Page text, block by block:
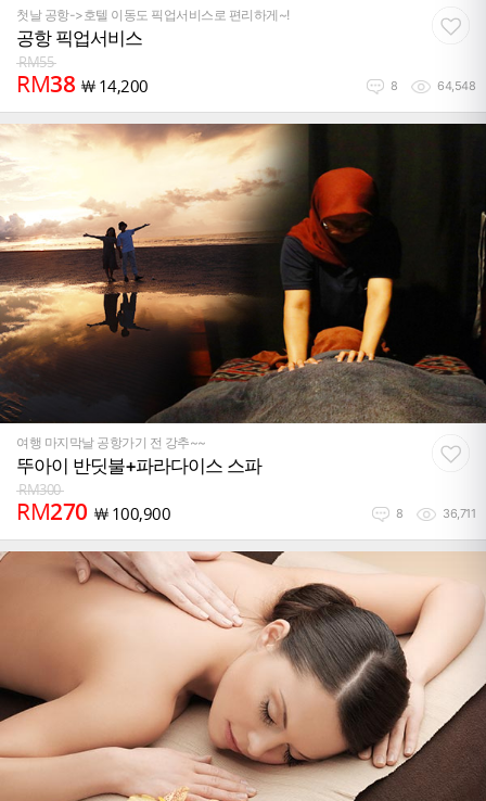
첫날 공항->호텔 이동도 픽업서비스로 편리하게~!
공항 픽업서비스
RM55
RM38 ￦ 14,200 8 64,548
여행 마지막날 공항가기 전 강추~~
뚜아이 반딧불+파라다이스 스파
RM300
RM270 ￦ 100,900 8 36,711